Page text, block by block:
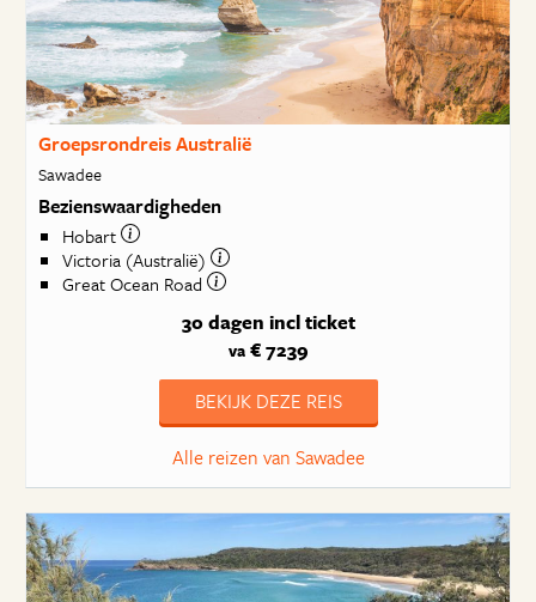
Groepsrondreis Australië
Sawadee
Bezienswaardigheden
Hobart
Victoria (Australië)
Great Ocean Road
30 dagen incl ticket
va€ 7239
BEKIJK DEZE REIS
Alle reizen van Sawadee